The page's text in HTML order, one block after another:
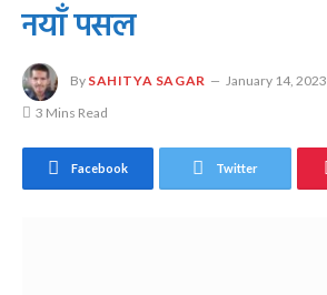
नयाँ पसल
By SAHITYA SAGAR January 14, 2023
3 Mins Read
Facebook Twitter